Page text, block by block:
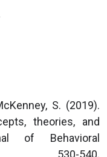
S. (2019).
theories, and
of Behavioral
530-540.